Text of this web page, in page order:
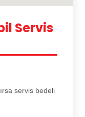
Servis
servis bedeli